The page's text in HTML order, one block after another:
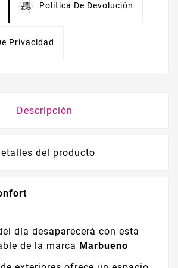
Política De Devolución
Privacidad
Descripción
del producto
día desaparecerá con esta
de la marca Marbueno